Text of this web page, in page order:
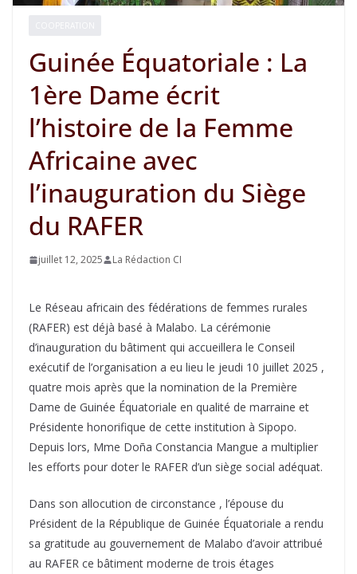
Guinée Équatoriale : La
1ère Dame écrit
l’histoire de la Femme
Africaine avec
l’inauguration du Siège
du RAFER
juillet 12, 2025 La Rédaction CI
Le Réseau africain des fédérations de femmes rurales
(RAFER) est déjà basé à Malabo. La cérémonie
d’inauguration du bâtiment qui accueillera le Conseil
exécutif de l’organisation a eu lieu le jeudi 10 juillet 2025 ,
quatre mois après que la nomination de la Première
Dame de Guinée Équatoriale en qualité de marraine et
Présidente honorifique de cette institution à Sipopo.
Depuis lors, Mme Doña Constancia Mangue a multiplier
les efforts pour doter le RAFER d’un siège social adéquat.
Dans son allocution de circonstance , l’épouse du
Président de la République de Guinée Équatoriale a rendu
sa gratitude au gouvernement de Malabo d’avoir attribué
au RAFER ce bâtiment moderne de trois étages